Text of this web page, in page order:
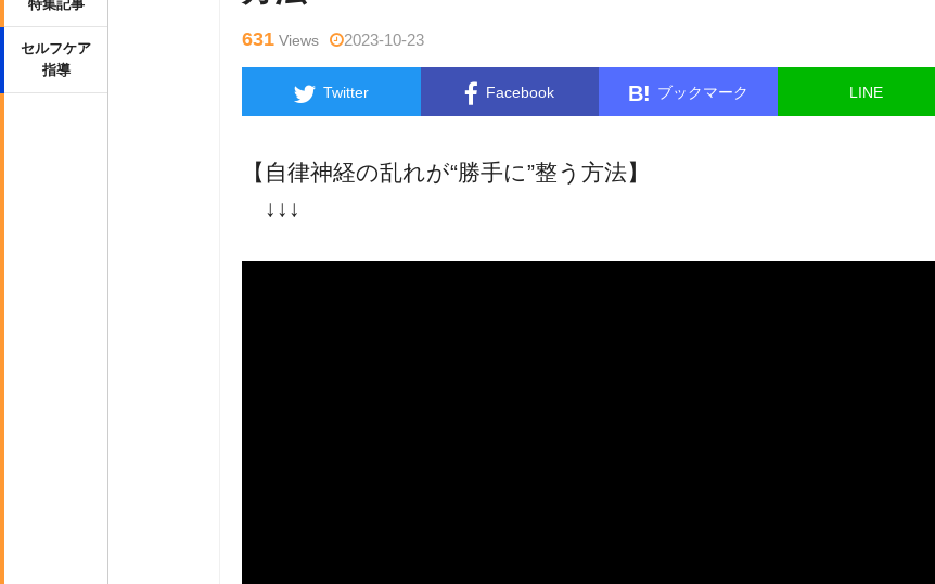
特集記事
セルフケア
指導
631 Views 2023-10-23
Twitter Facebook B! ブックマーク LINE
【自律神経の乱れが“勝手に”整う方法】
↓↓↓